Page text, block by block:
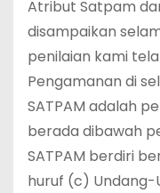
Atribut Satpam
disampaikan
penilaian kami
Pengamanan di
SATPAM adalah
berada dibawah
SATPAM berdiri
huruf (c) Undang-